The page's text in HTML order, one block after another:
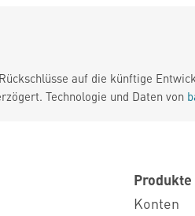
auf die künftige
Technologie und Daten von
Produkte
Konten